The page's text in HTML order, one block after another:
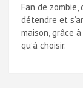
Fan de zombie,
détendre et
maison, grâce
qu’à choisir.